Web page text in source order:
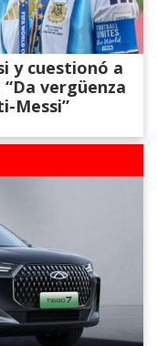
y cuestionó a
vergüenza
Messi”